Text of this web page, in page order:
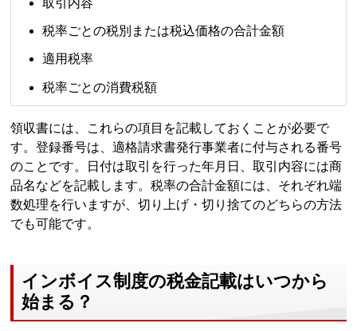
取引内容
税率ごとの税別または税込価格の合計金額
適用税率
税率ごとの消費税額
領収書には、これらの項目を記載しておくことが必要で
す。登録番号は、適格請求書発行事業者に付与される番号
のことです。日付は取引を行った年月日、取引内容には商
品名などを記載します。税率の合計金額には、それぞれ端
数処理を行いますが、切り上げ・切り捨てのどちらの方法
でも可能です。
インボイス制度の税金記載はいつから
始まる？